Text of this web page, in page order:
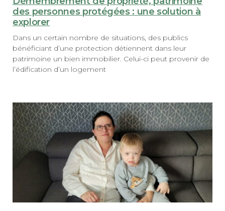
des personnes protégées : une solution à
explorer
Dans un certain nombre de situations, des publics
bénéficiant d’une protection détiennent dans leur
patrimoine un bien immobilier. Celui-ci peut provenir de
l’édification d’un logement